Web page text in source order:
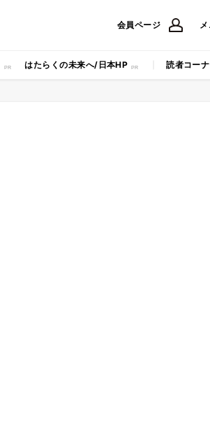
会員ページ
はたらくの未来へ/日本HP 読者コー